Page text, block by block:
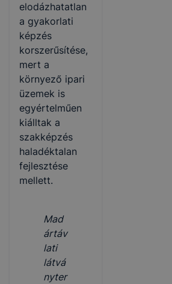
elodázhatatlan
a gyakorlati
képzés
korszerűsítése,
mert a
környező ipari
üzemek is
egyértelműen
kiálltak a
szakképzés
haladéktalan
fejlesztése
mellett.
Mad
ártáv
lati
látvá
nyter